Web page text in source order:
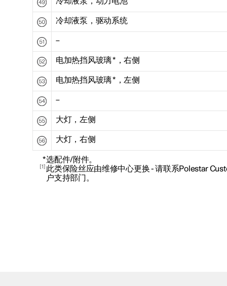
冷却液泵，驱动系统
–
电加热挡风玻璃* ，右侧
电加热挡风玻璃* ，左侧
–
大灯，左侧
大灯，右侧
*选配件/附件。
1
此类保险丝应由维修中心更换 - 请联系Polestar
户支持部门。